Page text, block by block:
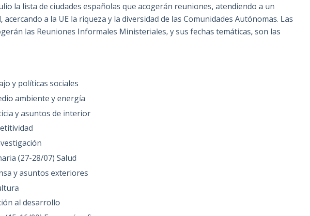
la lista de ciudades españolas que acogerán reuniones, atendiendo a un
a la UE la riqueza y la diversidad de las Comunidades Autónomas. Las
las Reuniones Informales Ministeriales, y sus fechas temáticas, son las
y políticas sociales
ambiente y energía
y asuntos de interior
(27-28/07) Salud
y asuntos exteriores
al desarrollo